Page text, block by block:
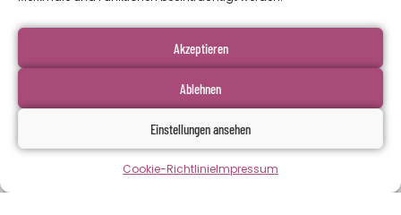
Akzeptieren
Ablehnen
Einstellungen ansehen
Cookie-RichtlinieImpressum
DIENSTLEISTUNGEN:
Online Marketing
Marketingberatung